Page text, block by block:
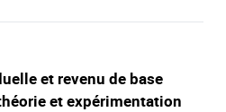
et revenu de base
et expérimentation